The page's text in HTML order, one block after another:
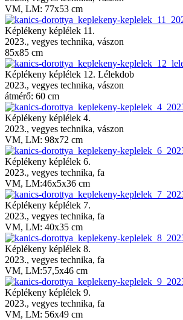
VM, LM: 77x53 cm
Képlékeny képlélek 11.
2023., vegyes technika, vászon
85x85 cm
Képlékeny képlélek 12. Lélekdob
2023., vegyes technika, vászon
átmérő: 60 cm
Képlékeny képlélek 4.
2023., vegyes technika, vászon
VM, LM: 98x72 cm
Képlékeny képlélek 6.
2023., vegyes technika, fa
VM, LM:46x5x36 cm
Képlékeny képlélek 7.
2023., vegyes technika, fa
VM, LM: 40x35 cm
Képlékeny képlélek 8.
2023., vegyes technika, fa
VM, LM:57,5x46 cm
Képlékeny képlélek 9.
2023., vegyes technika, fa
VM, LM: 56x49 cm